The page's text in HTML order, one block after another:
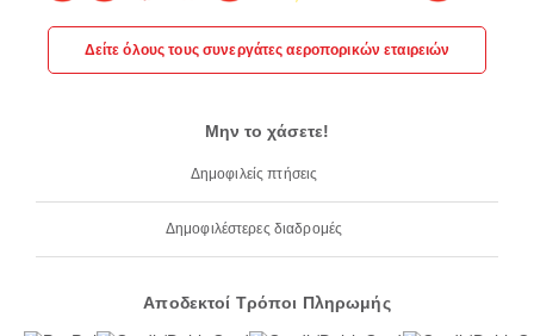
Δείτε όλους τους συνεργάτες αεροπορικών εταιρειών
Μην το χάσετε!
Δημοφιλείς πτήσεις
Δημοφιλέστερες διαδρομές
Αποδεκτοί Τρόποι Πληρωμής